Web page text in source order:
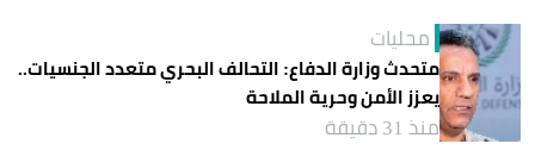
محليات
متحدث وزارة الدفاع: التحالف البحري متعدد الجنسيات..
يعزز الأمن وحرية الملاحة
منذ 31 دقيقة